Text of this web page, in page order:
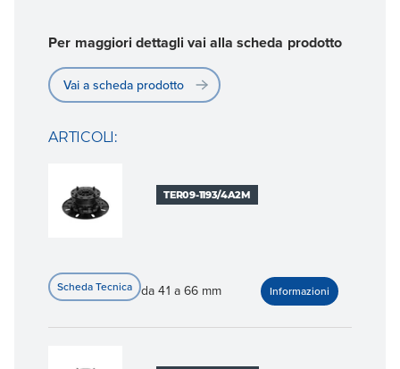
Per maggiori dettagli vai alla scheda prodotto
Vai a scheda prodotto
ARTICOLI:
TER09-1193/4A2M
da 41 a 66 mm